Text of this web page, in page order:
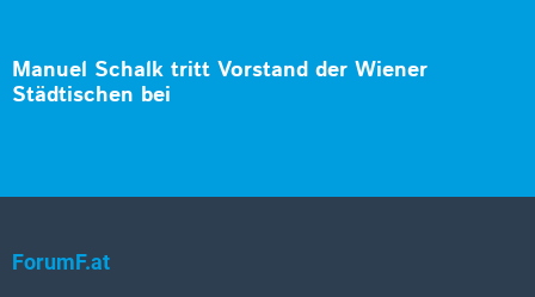
Manuel Schalk tritt Vorstand der Wiener
Städtischen bei
ForumF.at